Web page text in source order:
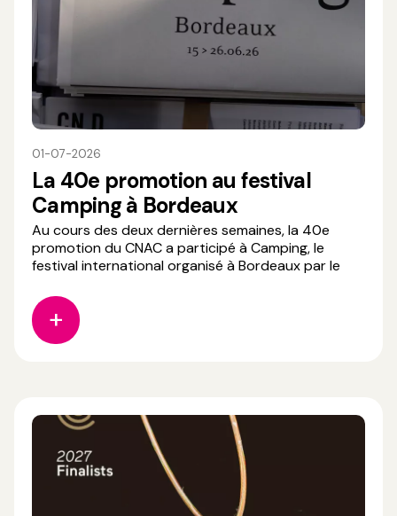
01-07-2026
La 40e promotion au festival
Camping à Bordeaux
Au cours des deux dernières semaines, la 40e
promotion du CNAC a participé à Camping, le
festival international organisé à Bordeaux par le
artistiques, Camping réunit des artistes de la scène
chorégraphique international, des professionnels
du